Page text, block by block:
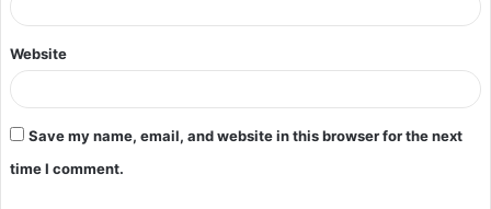
Website
Save my name, email, and website in this browser for the next
time I comment.